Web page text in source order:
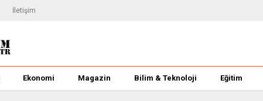
İletişim
Ekonomi Magazin Bilim & Teknoloji Eğitim